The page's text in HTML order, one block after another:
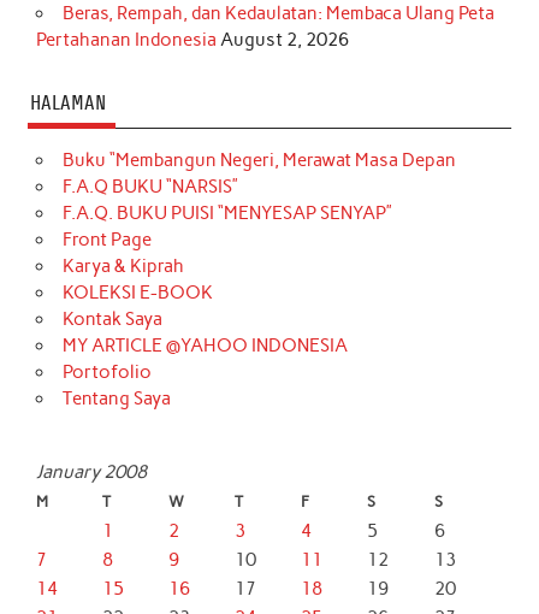
Beras, Rempah, dan Kedaulatan: Membaca Ulang Peta
Pertahanan Indonesia August 2, 2026
HALAMAN
Buku “Membangun Negeri, Merawat Masa Depan
F.A.Q BUKU “NARSIS”
F.A.Q. BUKU PUISI “MENYESAP SENYAP”
Front Page
Karya & Kiprah
KOLEKSI E-BOOK
Kontak Saya
MY ARTICLE @YAHOO INDONESIA
Portofolio
Tentang Saya
January 2008
M T W T F S S
1 2 3 4 5
6
7
8 9 10 11 12
13
14
15 16 17 18 19
20